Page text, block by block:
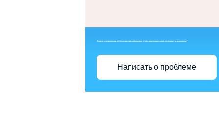
Знаете, какая помощь от государства необходима, чтобы реализовать свой потенциал на максимум?
Написать о проблеме